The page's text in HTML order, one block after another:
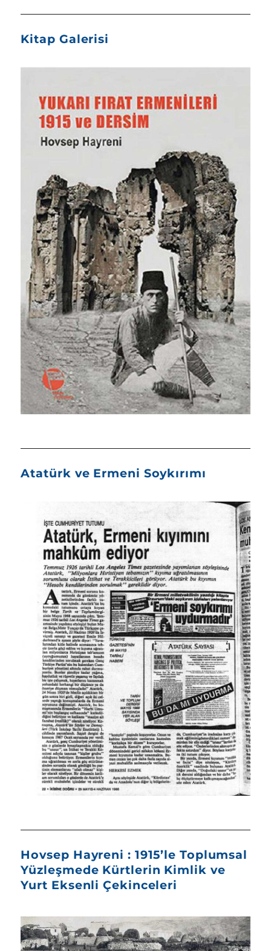
Kitap Galerisi
Atatürk ve Ermeni Soykırımı
Hovsep Hayreni : 1915’le Toplumsal
Yüzleşmede Kürtlerin Kimlik ve
Yurt Eksenli Çekinceleri